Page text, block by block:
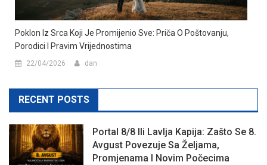
Poklon Iz Srca Koji Je Promijenio Sve: Priča O Poštovanju,
Porodici I Pravim Vrijednostima
22/04/2026 dan
RECENT POSTS
Portal 8/8 Ili Lavlja Kapija: Zašto Se 8.
Avgust Povezuje Sa Željama,
Promjenama I Novim Počecima